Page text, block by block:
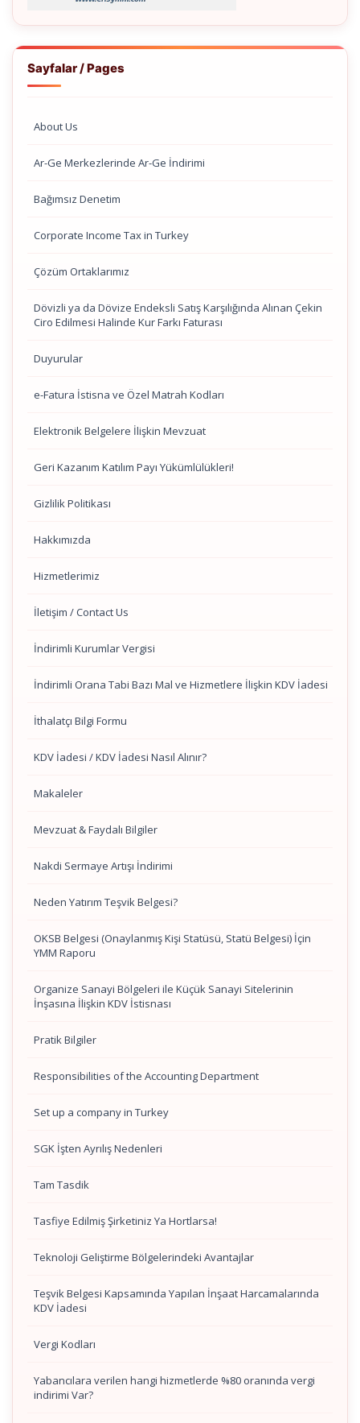
Sayfalar / Pages
About Us
Ar-Ge Merkezlerinde Ar-Ge İndirimi
Bağımsız Denetim
Corporate Income Tax in Turkey
Çözüm Ortaklarımız
Dövizli ya da Dövize Endeksli Satış Karşılığında Alınan Çekin
Ciro Edilmesi Halinde Kur Farkı Faturası
Duyurular
e-Fatura İstisna ve Özel Matrah Kodları
Elektronik Belgelere İlişkin Mevzuat
Geri Kazanım Katılım Payı Yükümlülükleri!
Gizlilik Politikası
Hakkımızda
Hizmetlerimiz
İletişim / Contact Us
İndirimli Kurumlar Vergisi
İndirimli Orana Tabi Bazı Mal ve Hizmetlere İlişkin KDV İadesi
İthalatçı Bilgi Formu
KDV İadesi / KDV İadesi Nasıl Alınır?
Makaleler
Mevzuat & Faydalı Bilgiler
Nakdi Sermaye Artışı İndirimi
Neden Yatırım Teşvik Belgesi?
OKSB Belgesi (Onaylanmış Kişi Statüsü, Statü Belgesi) İçin
YMM Raporu
Organize Sanayi Bölgeleri ile Küçük Sanayi Sitelerinin
İnşasına İlişkin KDV İstisnası
Pratik Bilgiler
Responsibilities of the Accounting Department
Set up a company in Turkey
SGK İşten Ayrılış Nedenleri
Tam Tasdik
Tasfiye Edilmiş Şirketiniz Ya Hortlarsa!
Teknoloji Geliştirme Bölgelerindeki Avantajlar
Teşvik Belgesi Kapsamında Yapılan İnşaat Harcamalarında
KDV İadesi
Vergi Kodları
Yabancılara verilen hangi hizmetlerde %80 oranında vergi
indirimi Var?